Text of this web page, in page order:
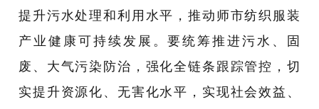
提升污水处理和利用水平，推动师市纺织服装
产业健康可持续发展。要统筹推进污水、固
废、大气污染防治，强化全链条跟踪管控，切
实提升资源化、无害化水平，实现社会效益、